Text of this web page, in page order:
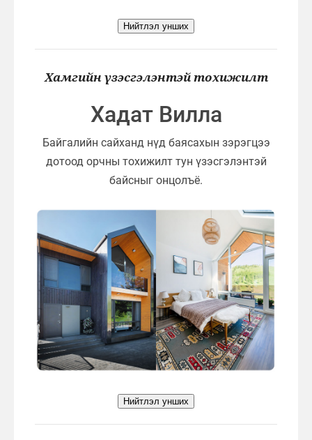
Нийтлэл унших
Хамгийн үзэсгэлэнтэй тохижилт
Хадат Вилла
Байгалийн сайханд нүд баясахын зэрэгцээ
дотоод орчны тохижилт тун үзэсгэлэнтэй
байсныг онцолъё.
Нийтлэл унших